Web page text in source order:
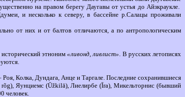
на правом берегу Даугавы от устья до Айзкраукле.
и несколько к северу, в бассейне р.Салацы проживали
от них и от балтов отличаются, а по антропологическим
этноним«ливонд, ливлист». В русских летописях
Колка, Дундага, Анце и Таргале. Последние сохранившиеся
, Яунциемс(Ūžkilā), Лиелирбе (Īra), Микельторнис (бывший
человек.